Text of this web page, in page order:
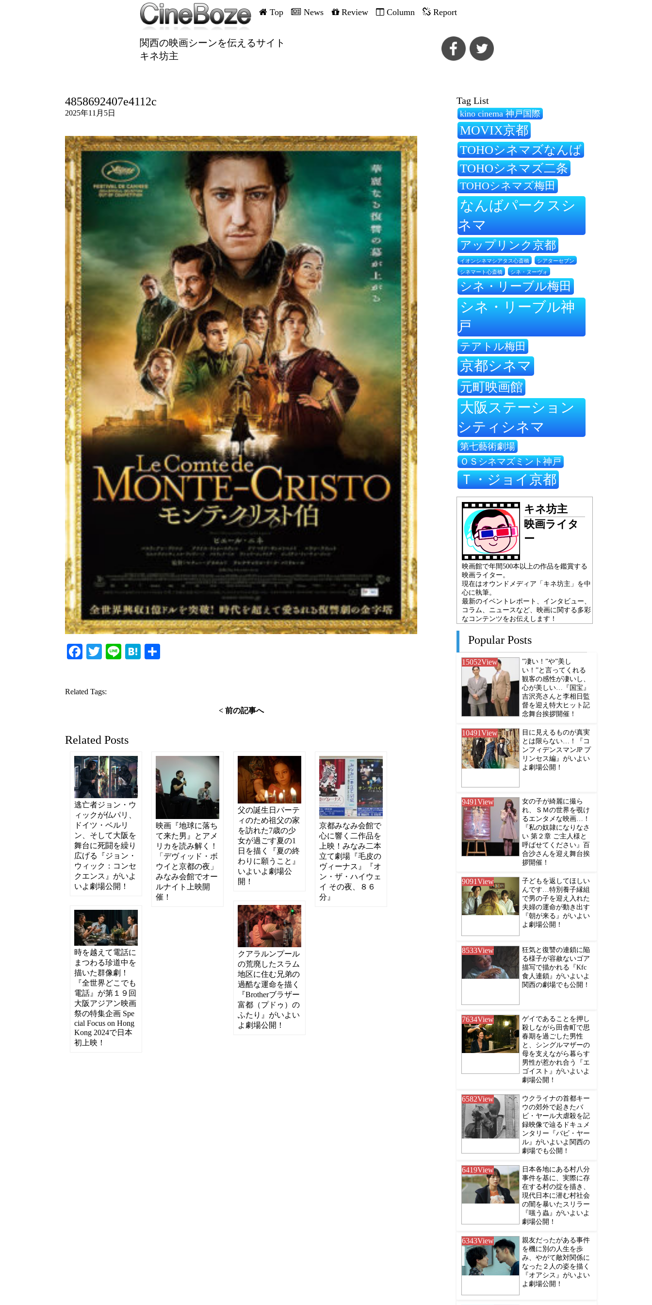
Top News Review Column Report
関西の映画シーンを伝えるサイト
キネ坊主
4858692407e4112c
2025年11月5日
Facebook
TwitterLineHatena
Related Tags:
< 前の記事へ
Related Posts
逃亡者ジョン・ウ
ィックが仏パリ、
ドイツ・ベルリ
ン、そして大阪を
舞台に死闘を繰り
広げる『ジョン・
ウィック：コンセ
クエンス』がいよ
いよ劇場公開！
映画『地球に落ち
て来た男』とアメ
リカを読み解く！
「デヴィッド・ボ
ウイと京都の夜」
みなみ会館でオー
ルナイト上映開
催！
父の誕生日パーテ
ィのため祖父の家
を訪れた7歳の少
女が過ごす夏の1
日を描く『夏の終
わりに願うこと』
いよいよ劇場公
開！
京都みなみ会館で
心に響く二作品を
上映！みなみ二本
立て劇場『毛皮の
ヴィーナス』『オ
ン・ザ・ハイウェ
イ その夜、８６
分』
クアラルンプール
の荒廃したスラム
地区に住む兄弟の
過酷な運命を描く
『Brotherブラザー
富都（プドゥ）の
ふたり』がいよい
よ劇場公開！
時を越えて電話に
まつわる珍道中を
描いた群像劇！
『全世界どこでも
電話』が第１９回
大阪アジアン映画
祭の特集企画 Spe
cial Focus on Hong
Kong 2024で日本
初上映！
Tag List
kino cinema 神戸国際
MOVIX京都
TOHOシネマズなんば
TOHOシネマズ二条
TOHOシネマズ梅田
なんばパークスシ
ネマ
アップリンク京都
イオンシネマシアタス心斎橋 シアターセブン
シネマート心斎橋 シネ・ヌーヴォ
シネ・リーブル梅田
シネ・リーブル神
戸
テアトル梅田
京都シネマ
元町映画館
大阪ステーション
シティシネマ
第七藝術劇場
ＯＳシネマズミント神戸
Ｔ・ジョイ京都
キネ坊主
映画ライタ
ー
映画館で年間500本以上の作品を鑑賞する
映画ライター。
現在はオウンドメディア「キネ坊主」を中
心に執筆。
最新のイベントレポート、インタビュー、
コラム、ニュースなど、映画に関する多彩
なコンテンツをお伝えします！
Popular Posts
15052View
”凄い！”や”美し
い！”と言ってくれる
観客の感性が凄いし、
心が美しい…『国宝』
吉沢亮さんと李相日監
督を迎え特大ヒット記
念舞台挨拶開催！
10491View
目に見えるものが真実
とは限らない…！『コ
ンフィデンスマンJP プ
リンセス編』がいよい
よ劇場公開！
9491View
女の子が綺麗に撮ら
れ、ＳＭの世界を覗け
るエンタメな映画…！
『私の奴隷になりなさ
い 第２章 ご主人様と
呼ばせてください』百
合沙さんを迎え舞台挨
拶開催！
9091View
子どもを返してほしい
んです…特別養子縁組
で男の子を迎え入れた
夫婦の運命が動き出す
『朝が来る』がいよい
よ劇場公開！
8533View
狂気と復讐の連鎖に陥
る様子が容赦ないゴア
描写で描かれる『Kfc
食人連鎖』がいよいよ
関西の劇場でも公開！
7634View
ゲイであることを押し
殺しながら田舎町で思
春期を過ごした男性
と、シングルマザーの
母を支えながら暮らす
男性が惹かれ合う『エ
ゴイスト』がいよいよ
劇場公開！
6582View
ウクライナの首都キー
ウの郊外で起きたバ
ビ・ヤール大虐殺を記
録映像で辿るドキュメ
ンタリー『バビ・ヤー
ル』がいよいよ関西の
劇場でも公開！
6419View
日本各地にある村八分
事件を基に、実際に存
在する村の掟を描き、
現代日本に潜む村社会
の闇を暴いたスリラー
『嗤う蟲』がいよいよ
劇場公開！
6343View
親友だったがある事件
を機に別の人生を歩
み、やがて敵対関係に
なった２人の姿を描く
『オアシス』がいよい
よ劇場公開！